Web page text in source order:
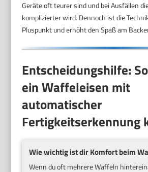
Geräte oft teurer sind und bei Ausfällen
komplizierter wird. Dennoch ist die
Pluspunkt und erhöht den Spaß am
Entscheidungshilfe:
ein Waffeleisen mit
automatischer
Fertigkeitserkennung
Wie wichtig ist dir Komfort beim
Wenn du oft mehrere Waffeln